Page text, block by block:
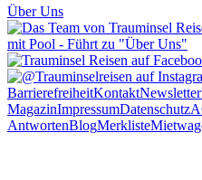
Über Uns
BarrierefreiheitKontaktNewsletter
MagazinImpressumDatenschutz
AntwortenBlogMerkliste